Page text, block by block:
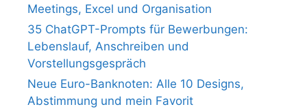
Meetings, Excel und Organisation
35 ChatGPT-Prompts für Bewerbungen:
Lebenslauf, Anschreiben und
Vorstellungsgespräch
Neue Euro-Banknoten: Alle 10 Designs,
Abstimmung und mein Favorit